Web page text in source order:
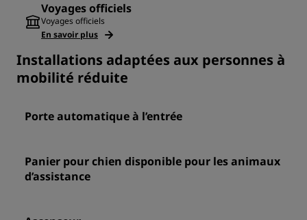
Voyages officiels
Voyages officiels
En savoir plus
Installations adaptées aux personnes à
mobilité réduite
Porte automatique à l’entrée
Panier pour chien disponible pour les animaux
d’assistance